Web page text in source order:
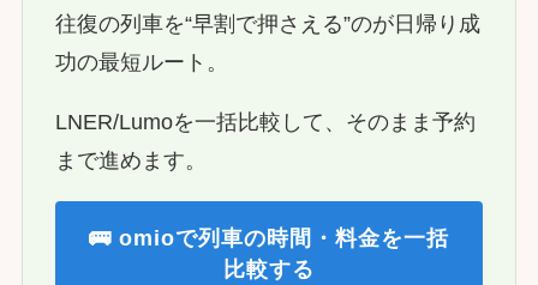
往復の列車を“早割で押さえる”のが日帰り成
功の最短ルート。
LNER/Lumoを一括比較して、そのまま予約
まで進めます。
🚌 omioで列車の時間・料金を一括
比較する